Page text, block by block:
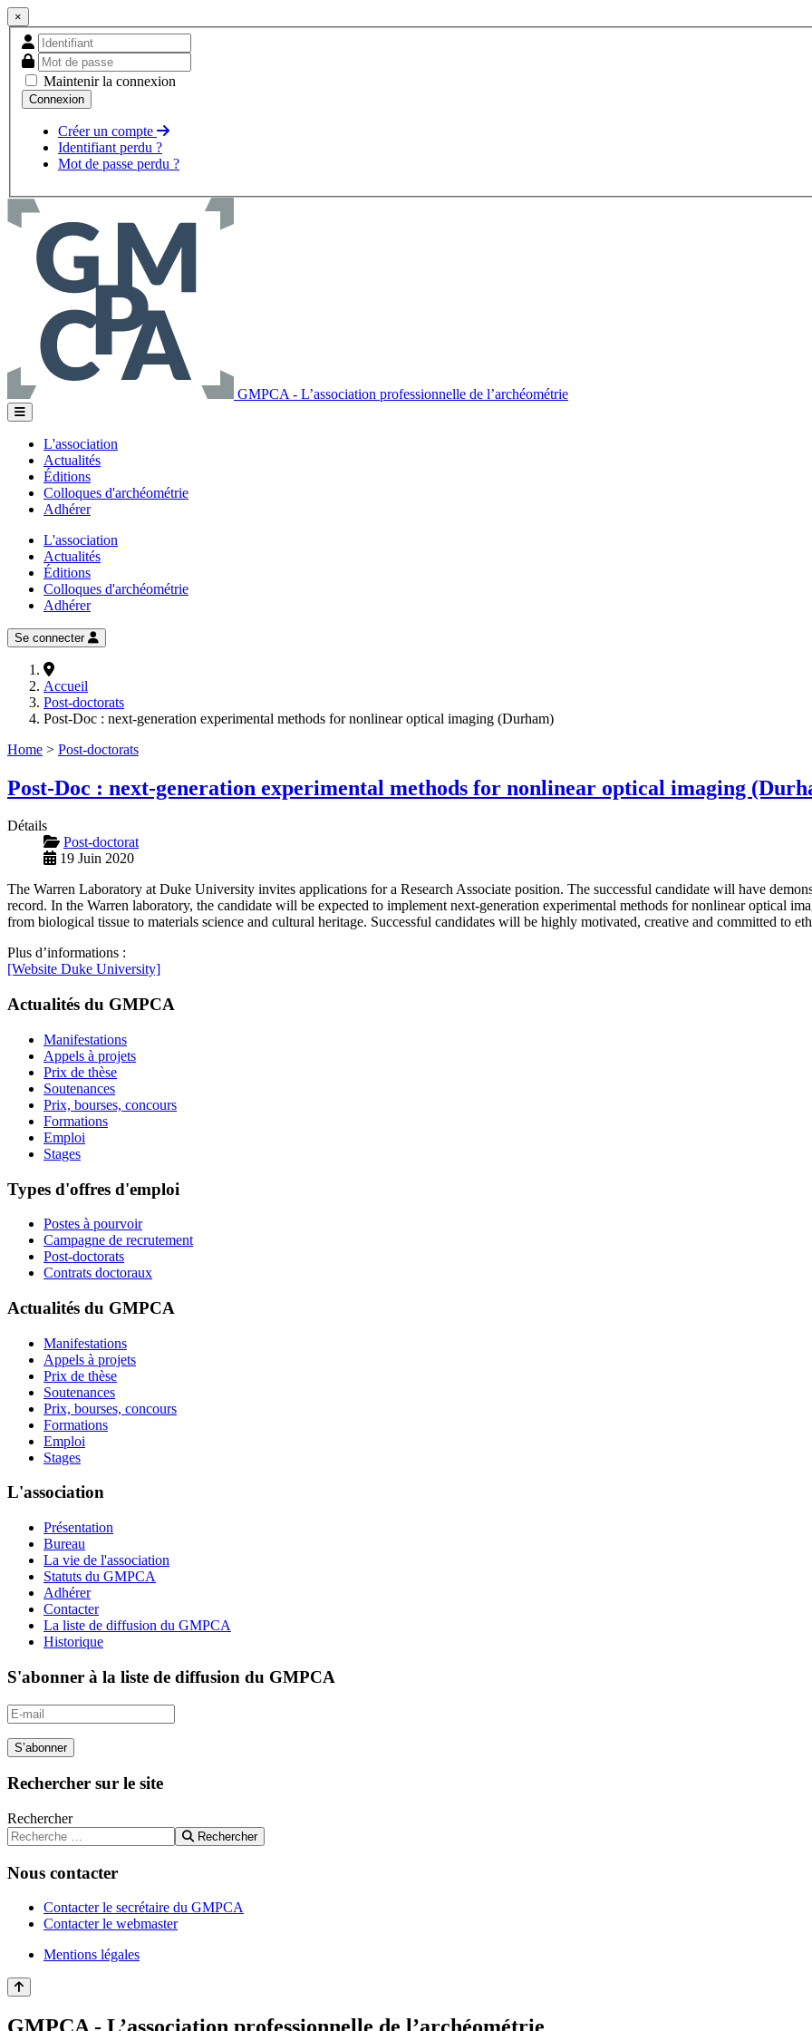
×
Maintenir la connexion
Créer un compte
Identifiant perdu ?
Mot de passe perdu ?
GMPCA - L’association professionnelle de l’archéométrie
L'association
Actualités
Éditions
Colloques d'archéométrie
Adhérer
L'association
Actualités
Éditions
Colloques d'archéométrie
Adhérer
Se connecter
Accueil
Post-doctorats
Post-Doc : next-generation experimental methods for nonlinear optical imaging (Durham)
Home > Post-doctorats
Post-Doc : next-generation experimental methods for nonlinear optical imaging
Détails
Post-doctorat
19 Juin 2020
The Warren Laboratory at Duke University invites applications for a Research Associate position. The successful candidate will have
record. In the Warren laboratory, the candidate will be expected to implement next-generation experimental methods for nonlinear optical
from biological tissue to materials science and cultural heritage. Successful candidates will be highly motivated, creative and committed to
Plus d’informations :
[Website Duke University]
Actualités du GMPCA
Manifestations
Appels à projets
Prix de thèse
Soutenances
Prix, bourses, concours
Formations
Emploi
Stages
Types d'offres d'emploi
Postes à pourvoir
Campagne de recrutement
Post-doctorats
Contrats doctoraux
Actualités du GMPCA
Manifestations
Appels à projets
Prix de thèse
Soutenances
Prix, bourses, concours
Formations
Emploi
Stages
L'association
Présentation
Bureau
La vie de l'association
Statuts du GMPCA
Adhérer
Contacter
La liste de diffusion du GMPCA
Historique
S'abonner à la liste de diffusion du GMPCA
S’abonner
Rechercher sur le site
Rechercher
Rechercher
Nous contacter
Contacter le secrétaire du GMPCA
Contacter le webmaster
Mentions légales